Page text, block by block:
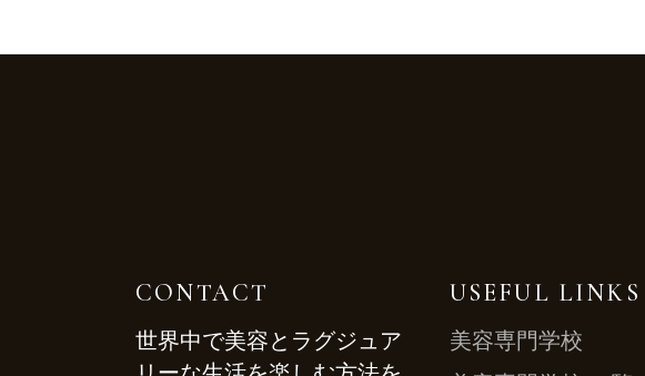
CONTACT
世界中で美容とラグジュア
USEFUL LINKS
美容専門学校